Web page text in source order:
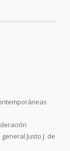
Justo J. de